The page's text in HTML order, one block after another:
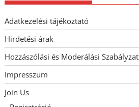
Adatkezelési tájékoztató
Hirdetési árak
Hozzászólási és Moderálási Szabályzat
Impresszum
Join Us